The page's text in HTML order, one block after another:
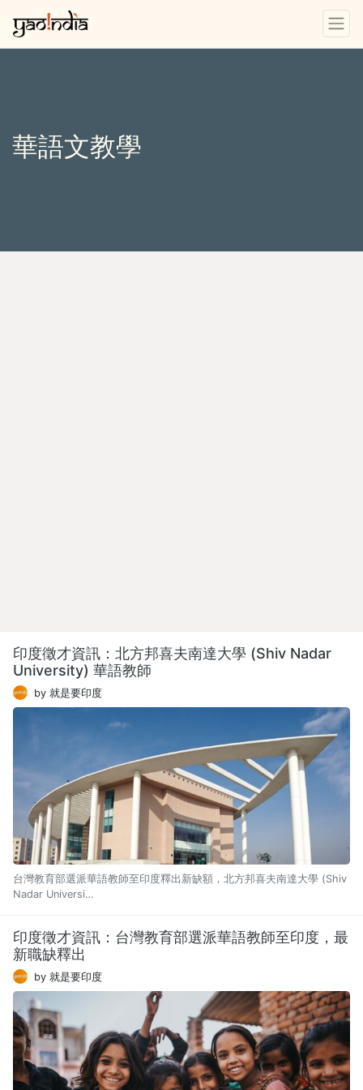
華語文教學
印度徵才資訊：北方邦喜夫南達大學 (Shiv Nadar
University) 華語教師
by 就是要印度
台灣教育部選派華語教師至印度釋出新缺額，北方邦喜夫南達大學 (Shiv
Nadar Universi…
印度徵才資訊：台灣教育部選派華語教師至印度，最
新職缺釋出
by 就是要印度